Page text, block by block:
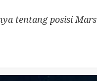
tentang posisi